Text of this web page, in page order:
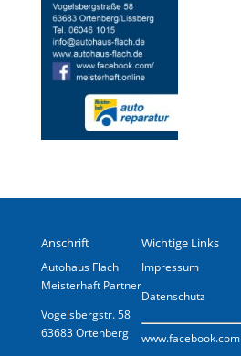
Anschrift
Autohaus Flach
Meisterhaft Partner
Vogelsbergstr. 58
63683 Ortenberg
Wichtige Links
Impressum
Datenschutz
www.facebook.com